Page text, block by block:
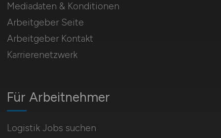
Für Arbeitnehmer
Logistik Jobs suchen
Mediadaten & Konditionen
Arbeitgeber Seite
Arbeitgeber Kontakt
Karrierenetzwerk